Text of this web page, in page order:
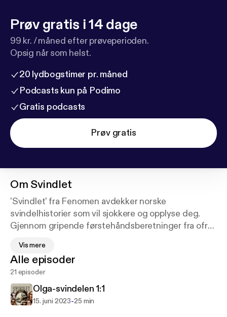
Prøv gratis i 14 dage
99 kr. / måned efter prøveperioden.
Opsig når som helst.
20 lydbogstimer pr. måned
Podcasts kun på Podimo
Gratis podcasts
Prøv gratis
Om Svindlet
'Svindlet' fra Fenomen avdekker norske
svindelhistorier som vil sjokkere og opplyse deg.
Gjennom gripende førstehåndsberetninger fra ofre,
om bedrageri i Norge. Fra små beløp til store tap,
hører du hvordan svindlere opererer og hvordan
uskyldige liv blir snudd på hodet. Fenomens
dokumentarstil og engasjerende fortellerteknikk gir
deg ikke bare underholdning, men også verdifull
Vis mere
Alle episoder
21 episoder
Olga-svindelen 1:1
15. juni 2023-25 min